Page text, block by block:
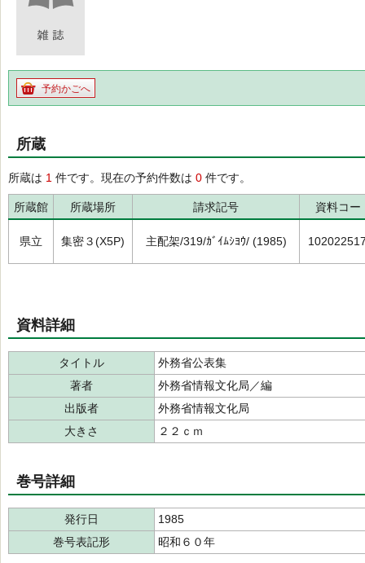
予約かごへ
所蔵
所蔵は 1 件です。現在の予約件数は 0 件です。
所蔵館 所蔵場所 請求記号 資料コー
県立 集密３(X5P) 主配架/319/ｶﾞｲﾑｼﾖｳ/ (1985)
資料詳細
タイトル
外務省公表集
著者
外務省情報文化局／編
出版者
外務省情報文化局
大きさ
２２ｃｍ
巻号詳細
発行日
1985
巻号表記形
昭和６０年